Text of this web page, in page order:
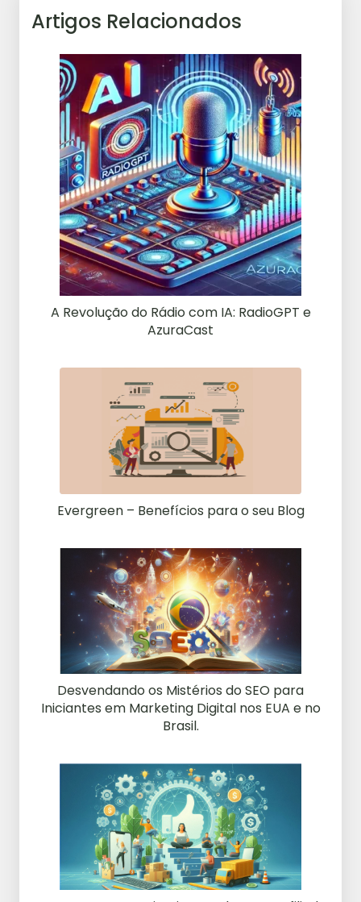
Artigos Relacionados
A Revolução do Rádio com IA: RadioGPT e
AzuraCast
Evergreen – Benefícios para o seu Blog
Desvendando os Mistérios do SEO para
Iniciantes em Marketing Digital nos EUA e no
Brasil.